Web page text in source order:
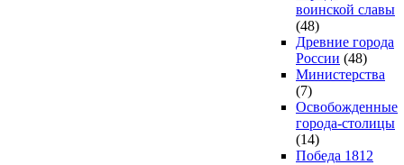
воинской славы
(48)
Древние города
России (48)
Министерства
(7)
Освобожденные
города-столицы
(14)
Победа 1812